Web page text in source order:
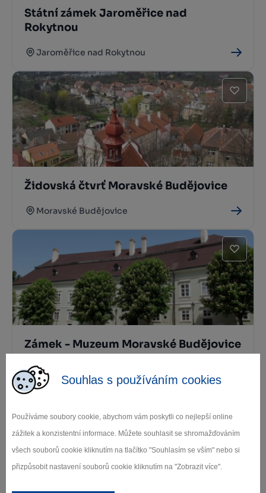
Souhlas s používáním cookies
Používáme soubory cookie, abychom vám poskytli co nejlepší online
zážitek a konzistentní informace. Můžete souhlasit se shromažďováním
všech souborů cookie kliknutím na tlačítko "Souhlasím se vším" nebo si
přizpůsobit nastavení souborů cookie kliknutím na "Zobrazit více".
Státní zámek Jaroměřice nad
Rokytnou
Jaroměřice nad Rokytnou
Židovská čtvrť Moravské Budějovice
Moravské Budějovice
Zámek - Muzeum Moravské Budějovice
Moravské Budějovice